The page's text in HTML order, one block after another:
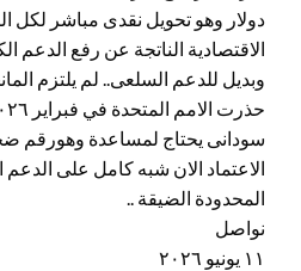
دولار وهو تحويل نقدى مباشر لكل
الاقتصادية الناتجة عن رفع الدعم
وبديل للدعم السلعى.. لم يلتزم
سودانى يحتاج لمساعدة وهورقم
الاعتماد الان شبه كامل على الدعم
المحدودة الضيقة ..
نواصل
١١ يونيو ٢٠٢٦